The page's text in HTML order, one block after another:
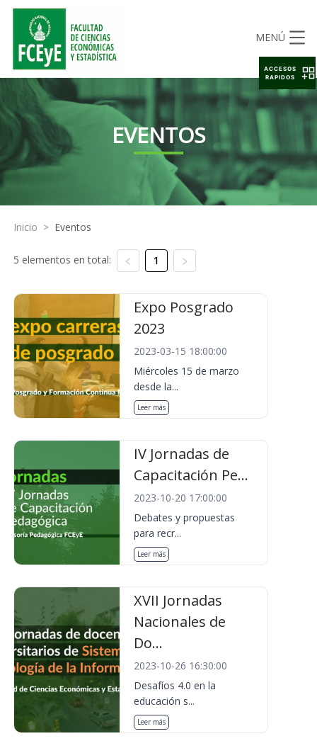
MENÚ
EVENTOS
Inicio > Eventos
5 elementos en total: 1
Expo Posgrado
2023
2023-03-15 18:00:00
Miércoles 15 de marzo
desde la...
Leer más
IV Jornadas de
Capacitación Pe...
2023-10-20 17:00:00
Debates y propuestas
para recr...
Leer más
XVII Jornadas
Nacionales de
Do...
2023-10-26 16:30:00
Desafíos 4.0 en la
educación s...
Leer más
ACCESOS
RAPIDOS